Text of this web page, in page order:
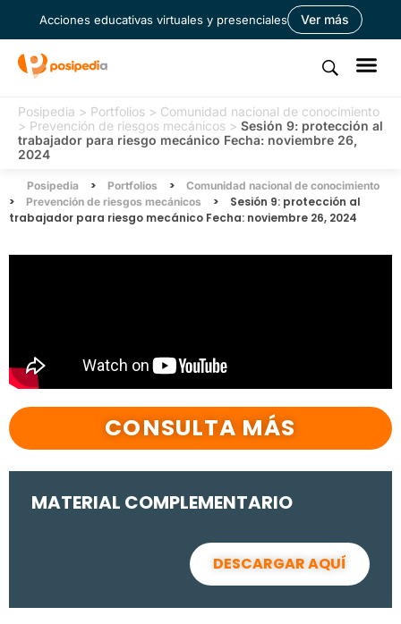
Acciones educativas virtuales y presenciales Ver más
Posipedia > Portfolios > Comunidad nacional de conocimiento
> Prevención de riesgos mecánicos > Sesión 9: protección al
trabajador para riesgo mecánico Fecha: noviembre 26,
2024
Posipedia > Portfolios > Comunidad nacional de conocimiento
> Prevención de riesgos mecánicos >
Sesión 9: protección al
trabajador para riesgo mecánico Fecha: noviembre 26, 2024
CONSULTA MÁS
MATERIAL COMPLEMENTARIO
DESCARGAR AQUÍ